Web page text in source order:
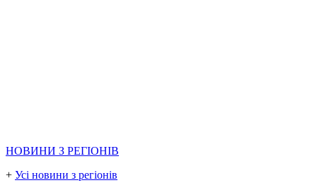
НОВИНИ З РЕГІОНІВ
+ Усі новини з регіонів